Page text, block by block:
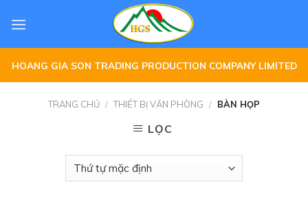
HOANG GIA SON TRADING PRODUCTION COMPANY LIMITED
TRANG CHỦ / THIẾT BỊ VĂN PHÒNG / BÀN HỌP
LỌC